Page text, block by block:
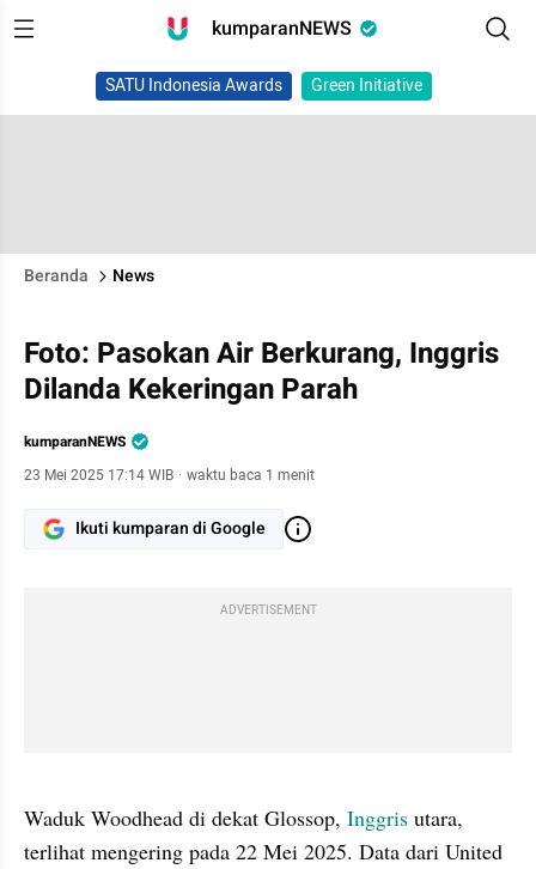
kumparanNEWS
SATU Indonesia Awards Green Initiative
Beranda News
Foto: Pasokan Air Berkurang, Inggris
Dilanda Kekeringan Parah
kumparanNEWS
23 Mei 2025 17:14 WIB · waktu baca 1 menit
Ikuti kumparan di Google
ADVERTISEMENT
Waduk Woodhead di dekat Glossop, Inggris utara,
terlihat mengering pada 22 Mei 2025. Data dari United